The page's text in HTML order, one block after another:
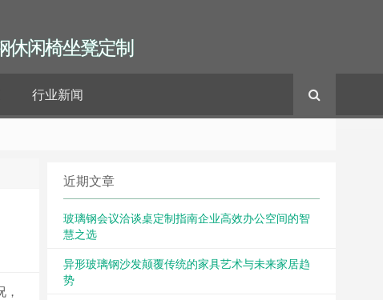
休闲椅坐凳定制
行业新闻
近期文章
玻璃钢会议洽谈桌定制指南企业高效办公空间的智
慧之选
异形玻璃钢沙发颠覆传统的家具艺术与未来家居趋
势